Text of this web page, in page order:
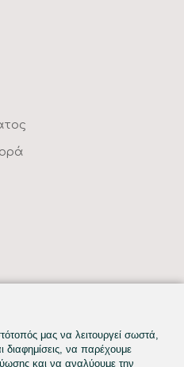
μας να λειτουργεί σωστά,
διαφημίσεις, να παρέχουμε
και να αναλύουμε την